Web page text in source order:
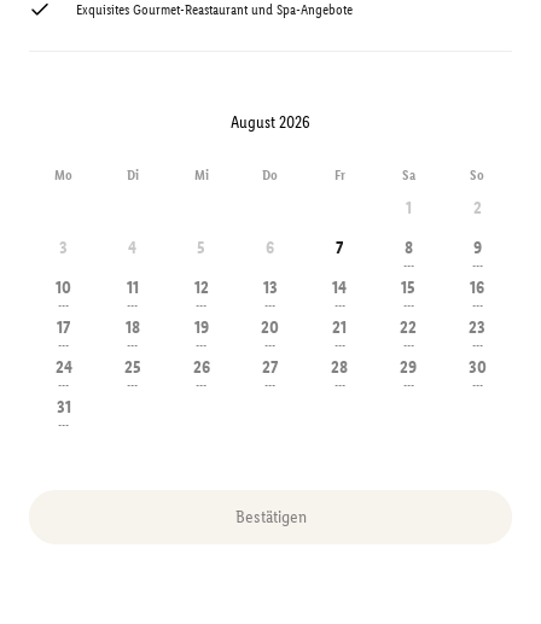
Exquisites Gourmet-Reastaurant und Spa-Angebote
August 2026
Mo Di Mi Do Fr Sa So
1
2
3
4 5 6 7 8
---
9
---
10
---
11
---
12
---
13
---
14
---
15
---
16
---
17
---
18
---
19
---
20
---
21
---
22
---
23
---
24
---
25
---
26
---
27
---
28
---
29
---
30
---
31
---
Bestätigen